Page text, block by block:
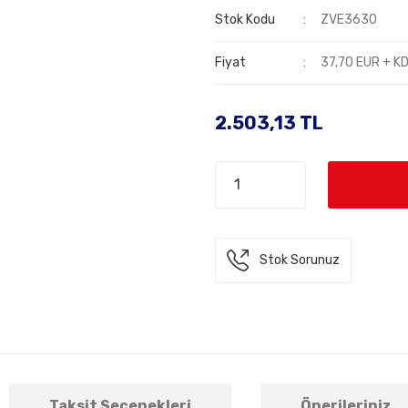
Stok Kodu ZVE3630
Fiyat 37,70 EUR +
2.503,13 TL
Stok Sorunuz